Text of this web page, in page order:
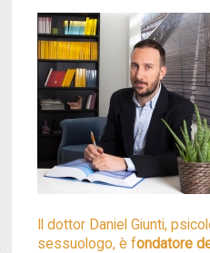
Il dottor Daniel Giunti,
sessuologo, è fondatore